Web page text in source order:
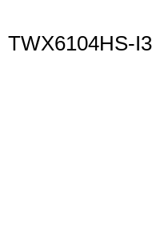
TWX6104HS-I3